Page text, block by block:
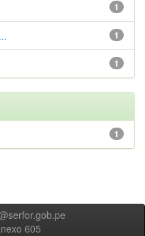
1
1
1
1
605